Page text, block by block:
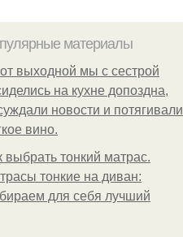
материалы
выходной мы с сестрой
на кухне допоздна,
новости и потягивали
вино.
выбрать тонкий матрас.
тонкие на диван:
для себя лучший